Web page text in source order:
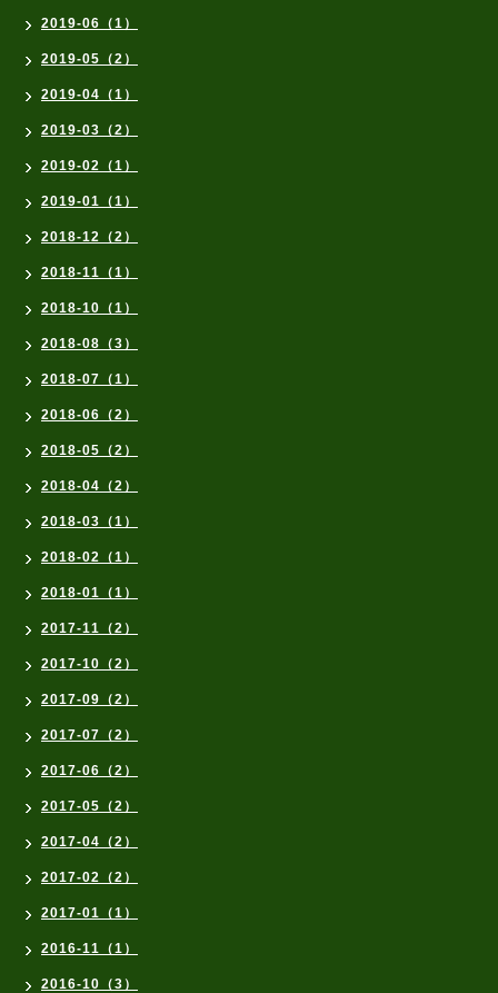
2019-06（1）
2019-05（2）
2019-04（1）
2019-03（2）
2019-02（1）
2019-01（1）
2018-12（2）
2018-11（1）
2018-10（1）
2018-08（3）
2018-07（1）
2018-06（2）
2018-05（2）
2018-04（2）
2018-03（1）
2018-02（1）
2018-01（1）
2017-11（2）
2017-10（2）
2017-09（2）
2017-07（2）
2017-06（2）
2017-05（2）
2017-04（2）
2017-02（2）
2017-01（1）
2016-11（1）
2016-10（3）